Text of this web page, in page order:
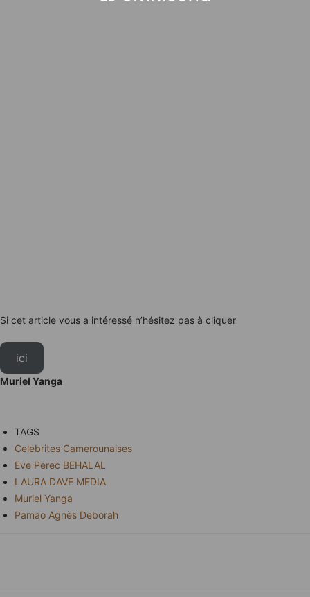
Si cet article vous a intéressé n’hésitez pas à cliquer
ici
Muriel Yanga
TAGS
Celebrites Camerounaises
Eve Perec BEHALAL
LAURA DAVE MEDIA
Muriel Yanga
Pamao Agnès Deborah